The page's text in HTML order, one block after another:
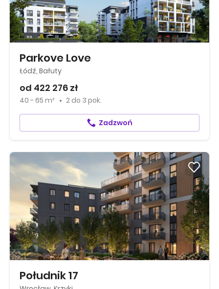
Parkove Love
Łódź, Bałuty
od 422 276 zł
40 - 65 m² 2 do 3 pok.
Zadzwoń
Południk 17